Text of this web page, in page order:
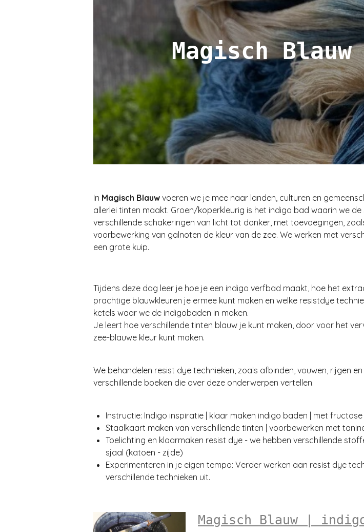
Magisch
In Magisch Blauw voeren we je mee naar landen, culturen en
allerlei tinten maakt. Groen/koperkleurig is het indigo bad waarin we
verschillende schakeringen van licht tot donker, met toevoegingen,
voorbewerking van galnoten de kleur van de zee. We werken met
een grote kuip.
Tijdens deze dag leer je hoe je een indigo verfbad maakt, hoe het
prachtige blauwkleuren je ermee kunt maken en welke resistdye
ketels waar we de indigobaden in maken.
Je leert hoe verschillende tinten blauw je kunt maken, door voor het
zee-blauwe kleur kunt maken.
We behandelen resist dye technieken, zoals afbinden, vouwen, rijgen
verschillende boeken die over deze onderwerpen vertellen.
Instructie: Indigo inspiratie | klaar maken indigo baden | met fructose
Staalkaart maken van verschillende tinten | voorbewerken met
Toelichting en klaarmaken resist dye - we hebben verschillende
sjaal (katoen - zijde)
Experimenteren in je eigen tempo: Verder werken aan resist dye
verschillende technieken uit.
Magisch Blauw |